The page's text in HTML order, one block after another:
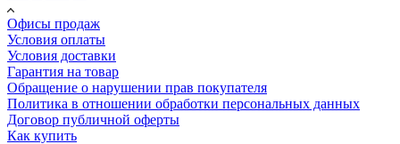
Офисы продаж
Условия оплаты
Условия доставки
Гарантия на товар
Обращение о нарушении прав покупателя
Политика в отношении обработки персональных данных
Договор публичной оферты
Как купить